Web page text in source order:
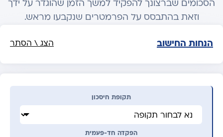
הסכומים שברצונך להפקיד למשך הזמן שהוגדר על ידך
וזאת בהתבסס על הפרמטרים שנקבעו מראש.
הנחות החישוב הצג \ הסתר
תקופת חיסכון
הפקדה חד-פעמית